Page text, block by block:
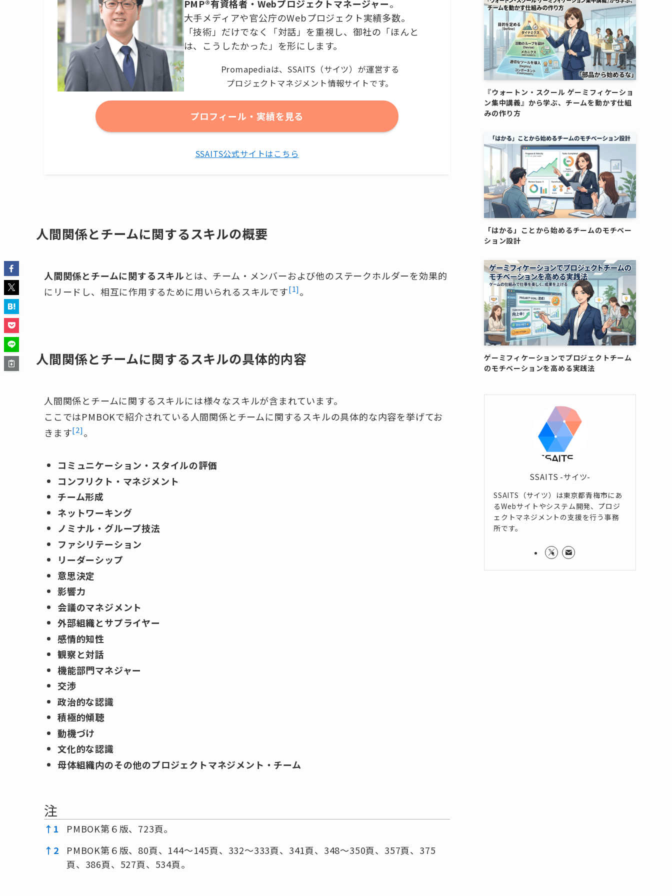
PMP®有資格者・Webプロジェクトマネージャー。
大手メディアや官公庁のWebプロジェクト実績多数。
「技術」だけでなく「対話」を重視し、御社の「ほんと
は、こうしたかった」を形にします。
Promapediaは、SSAITS（サイツ）が運営する
プロジェクトマネジメント情報サイトです。
プロフィール・実績を見る
SSAITS公式サイトはこちら
人間関係とチームに関するスキルの概要
人間関係とチームに関するスキルとは、チーム・メンバーおよび他のステークホルダーを効果的
にリードし、相互に作用するために用いられるスキルです[1]。
人間関係とチームに関するスキルの具体的内容
人間関係とチームに関するスキルには様々なスキルが含まれています。
ここではPMBOKで紹介されている人間関係とチームに関するスキルの具体的な内容を挙げてお
きます[2]。
コミュニケーション・スタイルの評価
コンフリクト・マネジメント
チーム形成
ネットワーキング
ノミナル・グループ技法
ファシリテーション
リーダーシップ
意思決定
影響力
会議のマネジメント
外部組織とサプライヤー
感情的知性
観察と対話
機能部門マネジャー
交渉
政治的な認識
積極的傾聴
動機づけ
文化的な認識
母体組織内のその他のプロジェクトマネジメント・チーム
注
注
↑ 1
PMBOK第６版、723頁。
↑ 2
PMBOK第６版、80頁、144～145頁、332～333頁、341頁、348～350頁、357頁、375
頁、386頁、527頁、534頁。
『ウォートン・スクール ゲーミフィケーショ
ン集中講義』から学ぶ、チームを動かす仕組
みの作り方
「はかる」ことから始めるチームのモチベー
ション設計
ゲーミフィケーションでプロジェクトチーム
のモチベーションを高める実践法
SSAITS -サイツ-
SSAITS（サイツ）は東京都青梅市にあ
るWebサイトやシステム開発、プロジ
ェクトマネジメントの支援を行う事務
所です。